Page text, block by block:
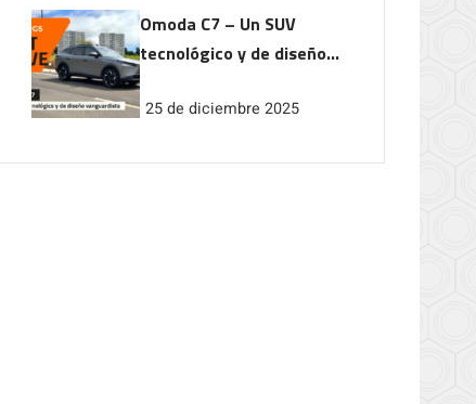
Omoda C7 – Un SUV
tecnológico y de diseño
25 de diciembre 2025